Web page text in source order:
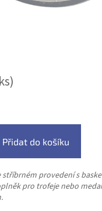
Přidat do košíku
provedení s
pro trofeje nebo